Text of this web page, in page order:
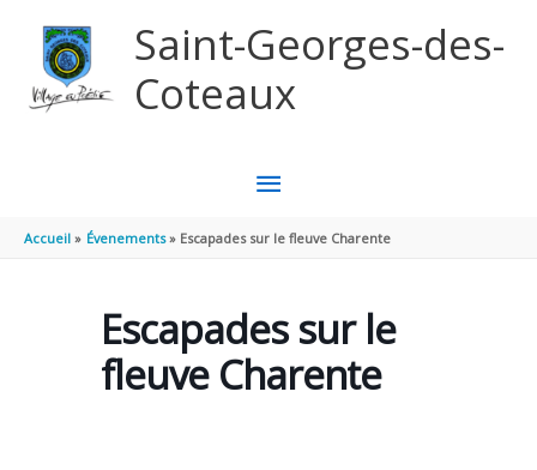
Saint-Georges-des-
Coteaux
MENU
PRINCIPAL
Accueil Évenements Escapades sur le fleuve Charente
Escapades sur le
fleuve Charente